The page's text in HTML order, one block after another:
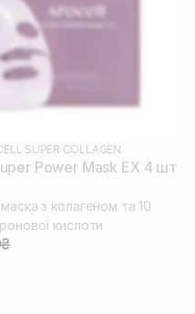
SUPER COLLAGEN
Power Mask EX 4 шт
з колагеном та 10
кислоти